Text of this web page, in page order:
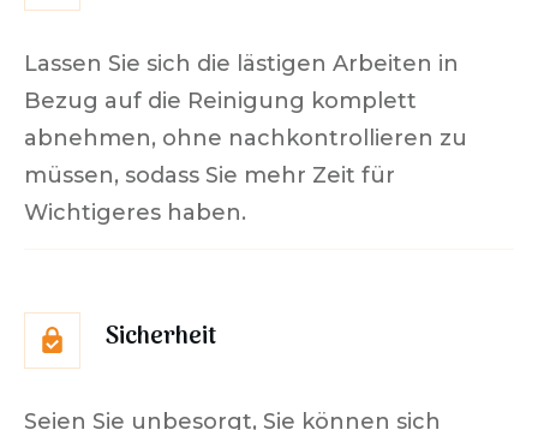
Lassen Sie sich die lästigen Arbeiten in
Bezug auf die Reinigung komplett
abnehmen, ohne nachkontrollieren zu
müssen, sodass Sie mehr Zeit für
Wichtigeres haben.
Sicherheit
Seien Sie unbesorgt, Sie können sich